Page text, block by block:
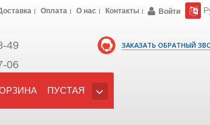
ЗАКАЗАТЬ ОБРАТНЫЙ
49
06
Оплата О нас Контакты Войти
ПУСТАЯ